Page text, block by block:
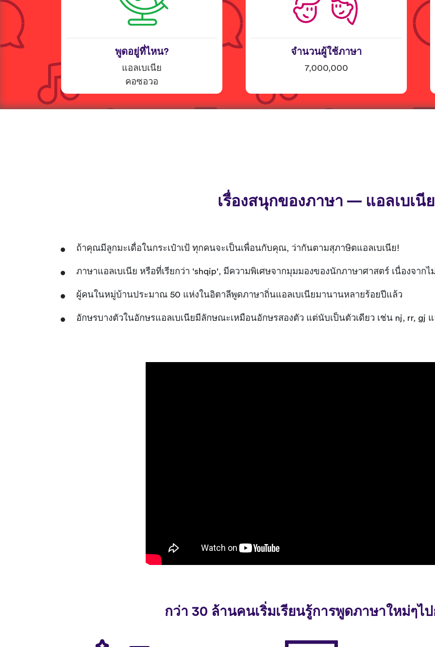
พูดอยู่ที่ไหน?
แอลเบเนีย
คอซอวอ
จำนวนผู้ใช้ภาษา
7,000,000
เรื่องสนุกของภาษา — แอลเบเนีย
ถ้าคุณมีลูกมะเดื่อในกระเป๋าเป้ ทุกคนจะเป็นเพื่อนกับคุณ, ว่ากันตามสุภาษิตแอลเบเนีย!
ภาษาแอลเบเนีย หรือที่เรียกว่า 'shqip', มีความพิเศษจากมุมมองของนักภาษาศาสตร์ เนื่องจากไ
ผู้คนในหมู่บ้านประมาณ 50 แห่งในอิตาลีพูดภาษาถิ่นแอลเบเนียมานานหลายร้อยปีแล้ว
อักษรบางตัวในอักษรแอลเบเนียมีลักษณะเหมือนอักษรสองตัว แต่นับเป็นตัวเดียว เช่น nj, rr, gj แ
กว่า 30 ล้านคนเริ่มเรียนรู้การพูดภาษาใหม่ๆไ